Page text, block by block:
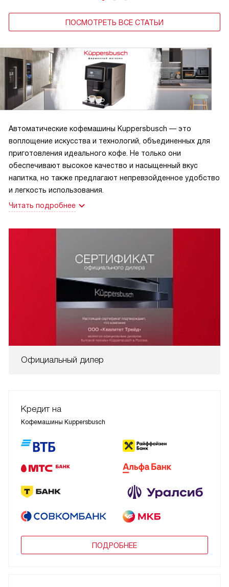
ПОСМОТРЕТЬ ВСЕ СТАТЬИ
Автоматические кофемашины Kuppersbusch — это
воплощение искусства и технологий, объединенных для
приготовления идеального кофе. Не только они
обеспечивают высокое качество и насыщенный вкус
напитка, но также предлагают непревзойденное удобство
и легкость использования.
Читать подробнее
Официальный дилер
Кредит на
Кофемашины Kuppersbusch
ПОДРОБНЕЕ